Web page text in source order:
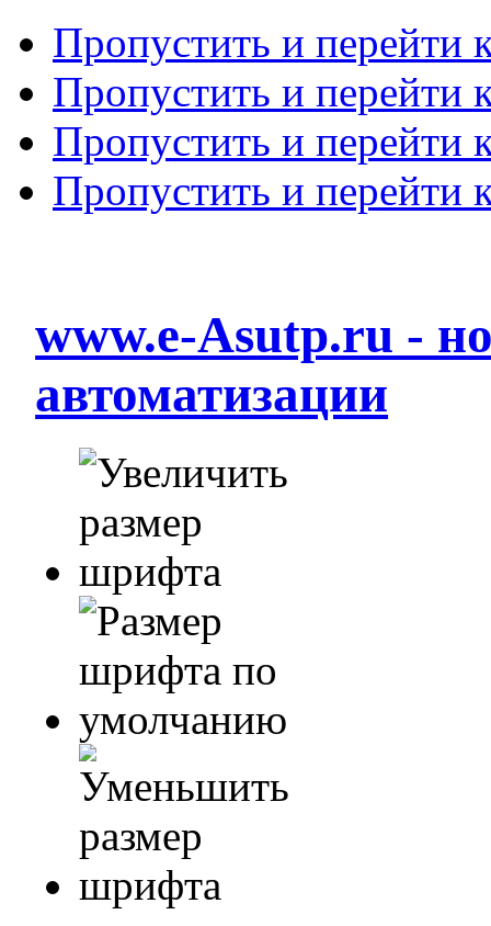
Пропустить и перейти
Пропустить и перейти
Пропустить и перейти
Пропустить и перейти
www.e-Asutp.ru -
автоматизации